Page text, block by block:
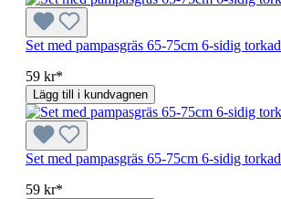
Set med pampasgräs 65-75cm 6-sidig torkad
59 kr*
Lägg till i kundvagnen
Set med pampasgräs 65-75cm 6-sidig torkad
59 kr*